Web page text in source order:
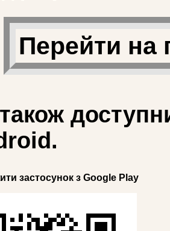
Перейти на
застосунок з Google Play